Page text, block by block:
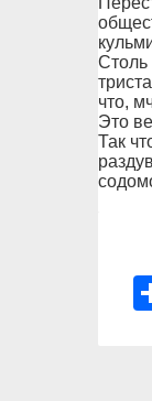
Столь
что,
Это
Так